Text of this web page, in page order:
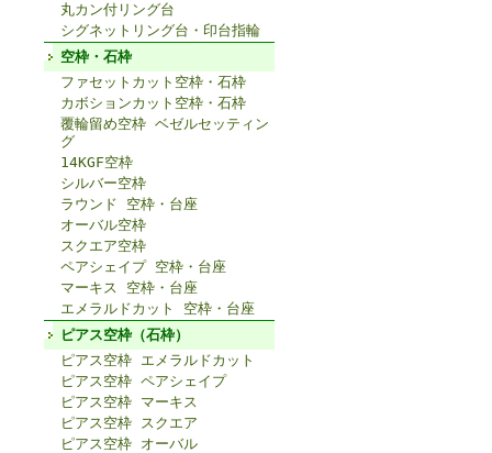
丸カン付リング台
シグネットリング台・印台指輪
空枠・石枠
ファセットカット空枠・石枠
カボションカット空枠・石枠
覆輪留め空枠 ベゼルセッティン
グ
14KGF空枠
シルバー空枠
ラウンド 空枠・台座
オーバル空枠
スクエア空枠
ペアシェイプ 空枠・台座
マーキス 空枠・台座
エメラルドカット 空枠・台座
ピアス空枠（石枠）
ピアス空枠 エメラルドカット
ピアス空枠 ペアシェイプ
ピアス空枠 マーキス
ピアス空枠 スクエア
ピアス空枠 オーバル